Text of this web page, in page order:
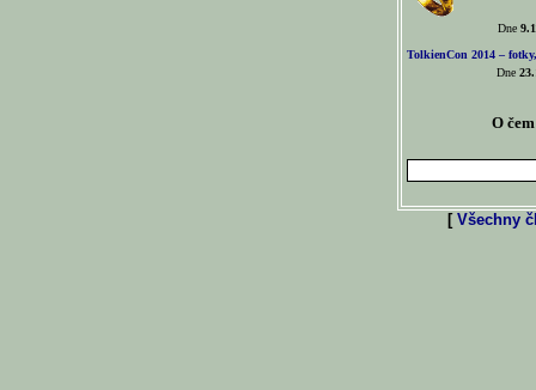
Dne
TolkienCon 2014 –
Dne
O
[ Všechny